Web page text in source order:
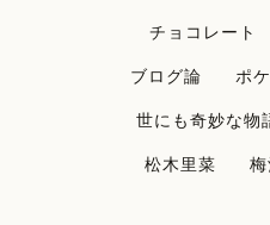
チョコレート
ブログ論
ポ
世にも奇妙な物
松木里菜